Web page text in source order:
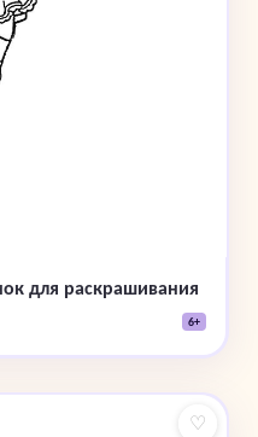
для раскрашивания
6+
♡